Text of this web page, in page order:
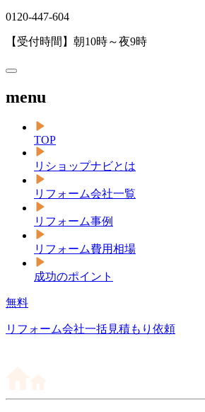
0120-447-604
【受付時間】朝10時～夜9時
menu
TOP
リショップナビとは
リフォーム会社一覧
リフォーム事例
リフォーム費用相場
成功のポイント
無料
リフォーム会社一括見積もり依頼